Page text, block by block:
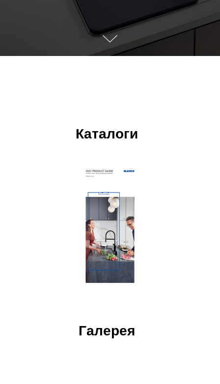
Каталоги
Галерея